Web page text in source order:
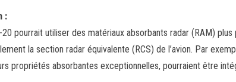
:
pourrait utiliser des matériaux absorbants radar (RAM)
la section radar équivalente (RCS) de l’avion. Par
propriétés absorbantes exceptionnelles, pourraient être